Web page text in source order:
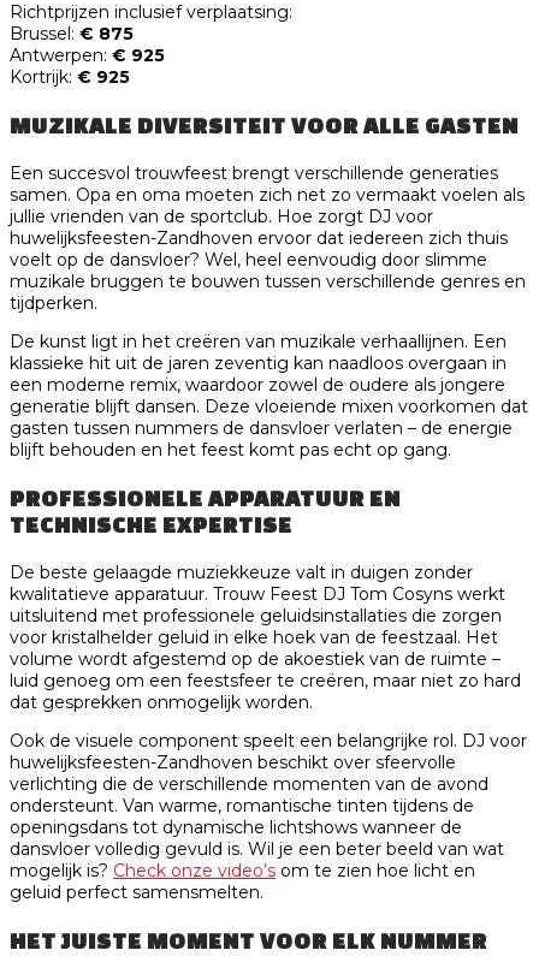
Richtprijzen inclusief verplaatsing:
Brussel: € 875
Antwerpen: € 925
Kortrijk: € 925
MUZIKALE DIVERSITEIT VOOR ALLE GASTEN
Een succesvol trouwfeest brengt verschillende generaties
samen. Opa en oma moeten zich net zo vermaakt voelen als
jullie vrienden van de sportclub. Hoe zorgt DJ voor
huwelijksfeesten-Zandhoven ervoor dat iedereen zich thuis
voelt op de dansvloer? Wel, heel eenvoudig door slimme
muzikale bruggen te bouwen tussen verschillende genres en
tijdperken.
De kunst ligt in het creëren van muzikale verhaallijnen. Een
klassieke hit uit de jaren zeventig kan naadloos overgaan in
een moderne remix, waardoor zowel de oudere als jongere
generatie blijft dansen. Deze vloeiende mixen voorkomen dat
gasten tussen nummers de dansvloer verlaten – de energie
blijft behouden en het feest komt pas echt op gang.
PROFESSIONELE APPARATUUR EN
TECHNISCHE EXPERTISE
De beste gelaagde muziekkeuze valt in duigen zonder
kwalitatieve apparatuur. Trouw Feest DJ Tom Cosyns werkt
uitsluitend met professionele geluidsinstallaties die zorgen
voor kristalhelder geluid in elke hoek van de feestzaal. Het
volume wordt afgestemd op de akoestiek van de ruimte –
luid genoeg om een feestsfeer te creëren, maar niet zo hard
dat gesprekken onmogelijk worden.
Ook de visuele component speelt een belangrijke rol. DJ voor
huwelijksfeesten-Zandhoven beschikt over sfeervolle
verlichting die de verschillende momenten van de avond
ondersteunt. Van warme, romantische tinten tijdens de
openingsdans tot dynamische lichtshows wanneer de
dansvloer volledig gevuld is. Wil je een beter beeld van wat
mogelijk is? Check onze video’s om te zien hoe licht en
geluid perfect samensmelten.
HET JUISTE MOMENT VOOR ELK NUMMER